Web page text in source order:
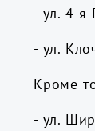
- ул. 4-я
- ул.
Кроме
- ул.